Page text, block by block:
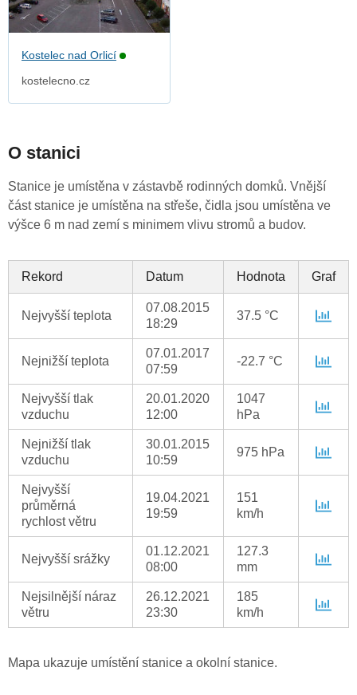
Kostelec nad Orlicí
kostelecno.cz
O stanici
Stanice je umístěna v zástavbě rodinných domků. Vnější
část stanice je umístěna na střeše, čidla jsou umístěna ve
výšce 6 m nad zemí s minimem vlivu stromů a budov.
Rekord Datum Hodnota Graf
Nejvyšší teplota
07.08.2015
18:29
37.5 °C
Nejnižší teplota
07.01.2017
07:59
-22.7 °C
Nejvyšší tlak
vzduchu
20.01.2020
12:00
1047
hPa
Nejnižší tlak
vzduchu
30.01.2015
10:59
975 hPa
Nejvyšší
průměrná
rychlost větru
19.04.2021
19:59
151
km/h
Nejvyšší srážky
01.12.2021
08:00
127.3
mm
Nejsilnější náraz
větru
26.12.2021
23:30
185
km/h
Mapa ukazuje umístění stanice a okolní stanice.